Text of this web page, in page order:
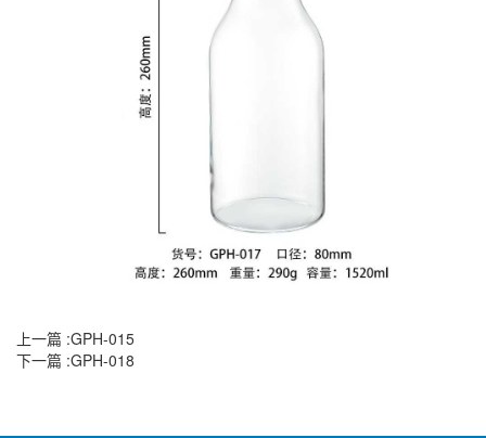
上一篇 :GPH-015
下一篇 :GPH-018